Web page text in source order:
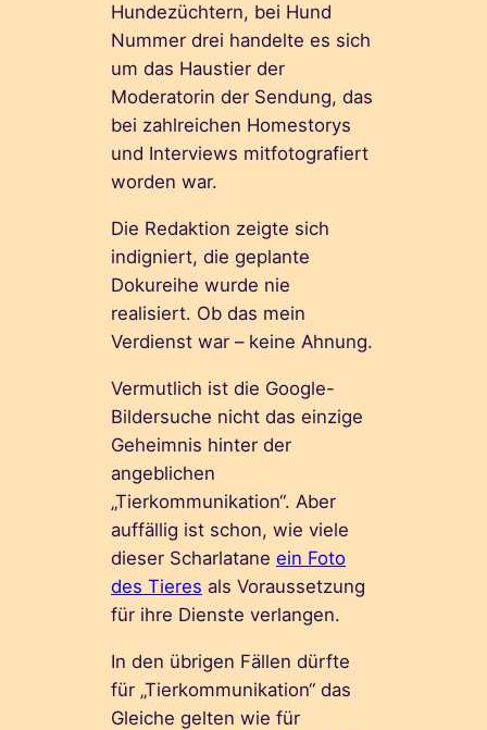
Hundezüchtern, bei Hund
Nummer drei handelte es sich
um das Haustier der
Moderatorin der Sendung, das
bei zahlreichen Homestorys
und Interviews mitfotografiert
worden war.
Die Redaktion zeigte sich
indigniert, die geplante
Dokureihe wurde nie
realisiert. Ob das mein
Verdienst war – keine Ahnung.
Vermutlich ist die Google-
Bildersuche nicht das einzige
Geheimnis hinter der
angeblichen
„Tierkommunikation“. Aber
auffällig ist schon, wie viele
dieser Scharlataneein Foto
des Tieres als Voraussetzung
für ihre Dienste verlangen.
In den übrigen Fällen dürfte
für „Tierkommunikation“ das
Gleiche gelten wie für